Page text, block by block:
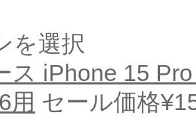
を選択
ス iPhone 15
用 セール価格